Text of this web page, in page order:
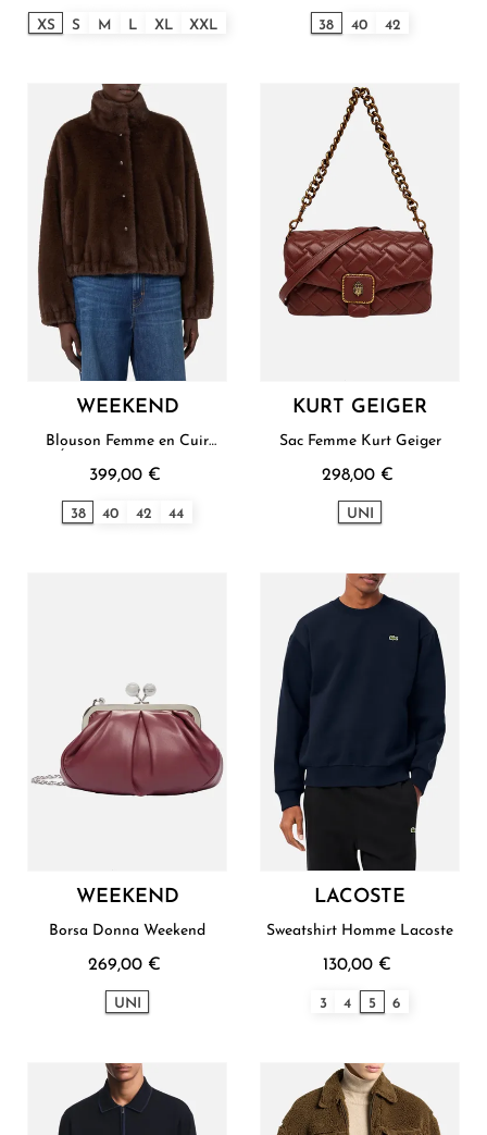
XS S M L XL XXL 38 40 42
WEEKEND
Blouson Femme en Cuir
399,00 €
38 40 42 44
KURT GEIGER
Sac Femme Kurt Geiger
298,00 €
UNI
WEEKEND
Borsa Donna Weekend
269,00 €
UNI
LACOSTE
Sweatshirt Homme Lacoste
130,00 €
3 4 5 6